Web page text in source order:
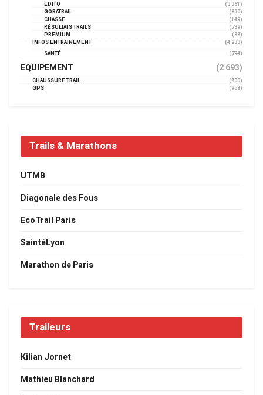
EDITO
(3 361)
GORATRAIL
(390)
CHASSE
(149)
RÉSULTATS TRAILS
(739)
PREMIUM
(38)
INFOS ENTRAINEMENT
(4 233)
SANTÉ
(794)
EQUIPEMENT (2 693)
CHAUSSURE TRAIL
(800)
GPS
(958)
Trails & Marathons
UTMB
Diagonale des Fous
EcoTrail Paris
SaintéLyon
Marathon de Paris
Traileurs
Kilian Jornet
Mathieu Blanchard